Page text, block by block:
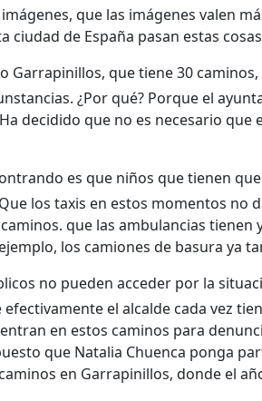
que las imágenes valen
ciudad de España pasan estas
Garrapinillos, que tiene 30 caminos,
¿Por qué? Porque el
decidido que no es necesario que
es que niños que tienen
los taxis en estos momentos no
que las ambulancias tienen
los camiones de basura ya
no pueden acceder por la
el alcalde cada vez
en estos caminos para
que Natalia Chuenca ponga
en Garrapinillos, donde el